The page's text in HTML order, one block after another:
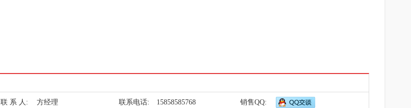
联 系 人: 方经理 联系电话: 15858585768 销售QQ: